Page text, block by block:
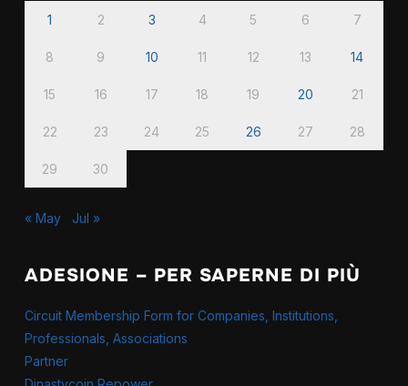
1 2 3 4 5 6 7
8 9 10 11 12 13 14
15 16 17 18 19 20 21
22 23 24 25 26 27 28
29 30
« May Jul »
ADESIONE – PER SAPERNE DI PIÙ
Circuit Membership Form for Companies, Institutions,
Professionals, Associations
Partner